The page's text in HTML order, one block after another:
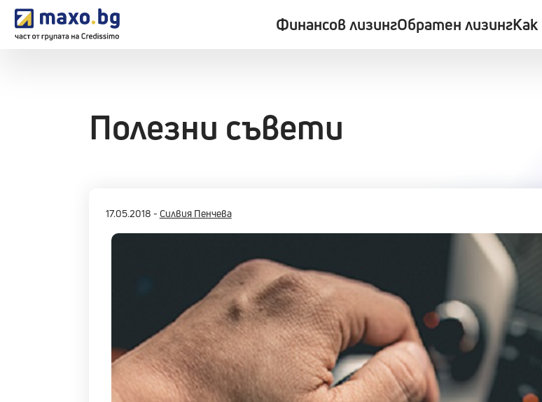
Финансов лизингОбратен лизинг
Полезни съвети
17.05.2018 - Силвия Пенчева